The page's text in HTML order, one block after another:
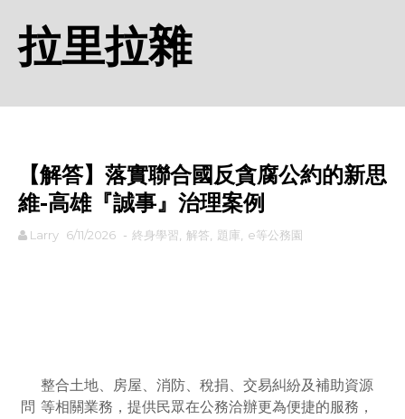
拉里拉雜
【解答】落實聯合國反貪腐公約的新思
維-高雄『誠事』治理案例
Larry 6/11/2026 - 終身學習 解答 題庫 e等公務園
問
整合土地、房屋、消防、稅捐、交易糾紛及補助資源
等相關業務，提供民眾在公務洽辦更為便捷的服務，